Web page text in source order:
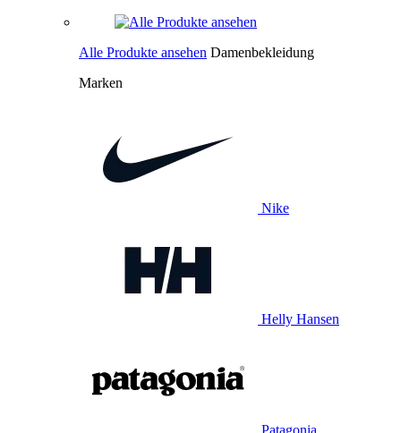
Alle Produkte ansehen Damenbekleidung
Marken
Nike
Helly Hansen
Patagonia